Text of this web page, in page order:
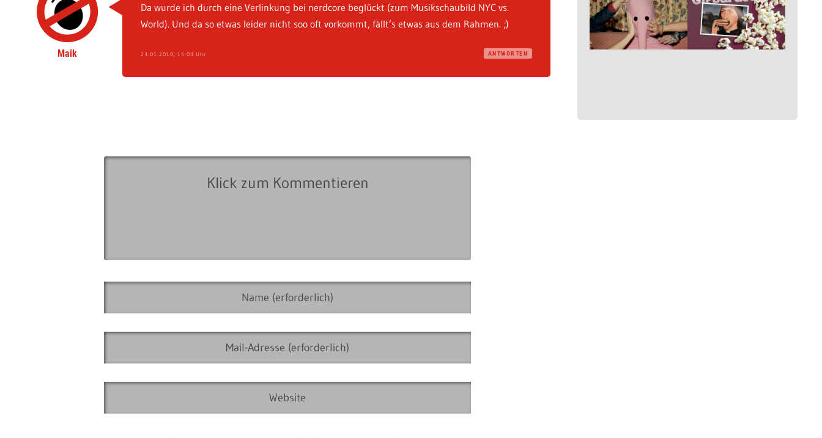
Maik
Da wurde ich durch eine Verlinkung bei nerdcore beglückt (zum Musikschaubild NYC vs.
World). Und da so etwas leider nicht soo oft vorkommt, fällt’s etwas aus dem Rahmen. ;)
23.01.2010, 15:03 Uhr ANTWORTEN